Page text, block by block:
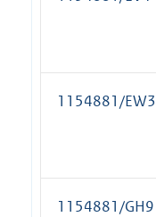
1154881/
1154881/GH9